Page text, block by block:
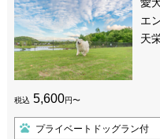
エ
天
税込 5,600円〜
プライベートドッグラン付